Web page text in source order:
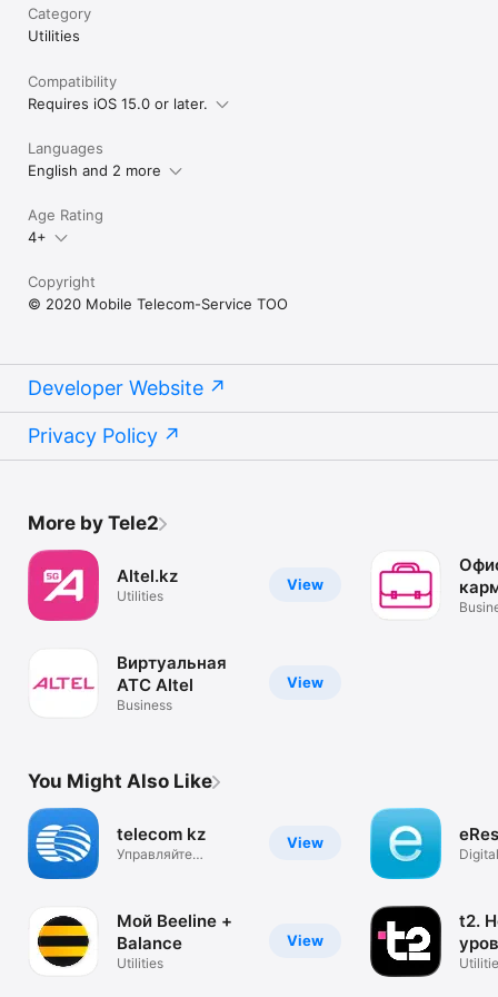
Если у вас что-то не работает, напишите на почту
info@tele2.kz — обязательно постараемся помочь.
Category
Utilities
Compatibility
Requires iOS 15.0 or later.
Languages
English and 2 more
Age Rating
4+
Copyright
© 2020 Mobile Telecom-Service TOO
Developer Website
Privacy Policy
More by Tele2
View
Altel.kz
Utilities
View
Виртуальная
АТС Altel
Business
You Might Also Like
View
telecom kz
Управляйте
View
Мой Beeline +
Balance
Utilities
t2.